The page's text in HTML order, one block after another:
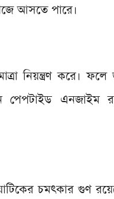
আসতে পারে।
নিয়ন্ত্রণ করে।
পেপটাইড এনজাইম
চমৎকার গুণ